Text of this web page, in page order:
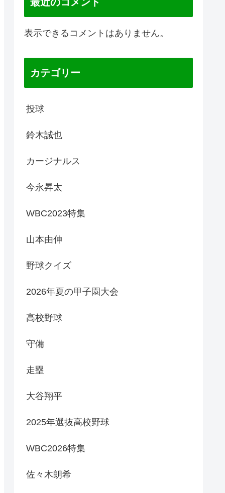
表示できるコメントはありません。
カテゴリー
投球
鈴木誠也
カージナルス
今永昇太
WBC2023特集
山本由伸
野球クイズ
2026年夏の甲子園大会
高校野球
守備
走塁
大谷翔平
2025年選抜高校野球
WBC2026特集
佐々木朗希